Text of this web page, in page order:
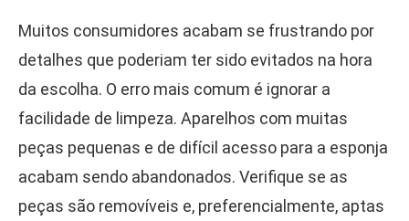
Muitos consumidores acabam se frustrando por
detalhes que poderiam ter sido evitados na hora
da escolha. O erro mais comum é ignorar a
facilidade de limpeza. Aparelhos com muitas
peças pequenas e de difícil acesso para a esponja
acabam sendo abandonados. Verifique se as
peças são removíveis e, preferencialmente, aptas